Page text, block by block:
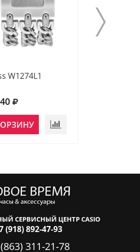
W1274L1
СЕРВИСНЫЙ ЦЕНТР CASIO
(918) 892-47-93
311-21-78